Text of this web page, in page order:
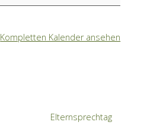
Kompletten Kalender ansehen
Elternsprechtag